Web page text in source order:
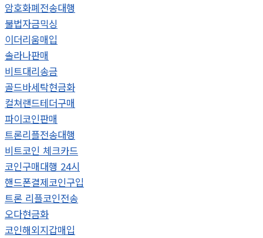
암호화폐전송대행
불법자금믹싱
이더리움매입
솔라나판매
비트대리송금
골드바세탁현금화
컬쳐랜드테더구매
파이코인판매
트론리플전송대행
비트코인 체크카드
코인구매대행 24시
핸드폰결제코인구입
트론 리플코인전송
오다현금화
코인해외지갑매입